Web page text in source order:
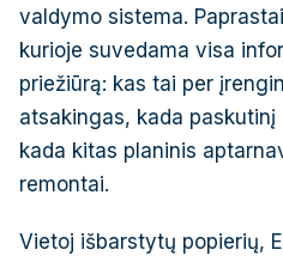
valdymo sistema.
kurioje suvedama visa
priežiūrą: kas tai per
atsakingas, kada
kada kitas planinis
remontai.
Vietoj išbarstytų popierių,